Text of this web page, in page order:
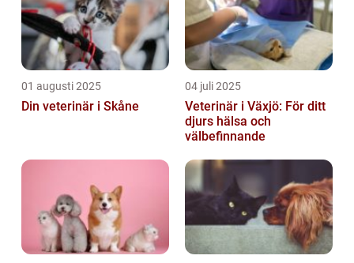
01 augusti 2025
Din veterinär i Skåne
04 juli 2025
Veterinär i Växjö: För ditt
djurs hälsa och
välbefinnande